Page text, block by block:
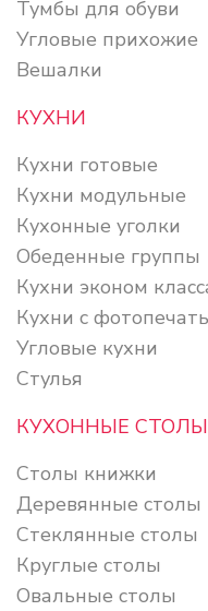
Тумбы для обуви
Угловые прихожие
Вешалки
КУХНИ
Кухни готовые
Кухни модульные
Кухонные уголки
Обеденные группы
Кухни эконом
Кухни с
Угловые кухни
Стулья
КУХОННЫЕ СТОЛЫ
Столы книжки
Деревянные столы
Стеклянные столы
Круглые столы
Овальные столы